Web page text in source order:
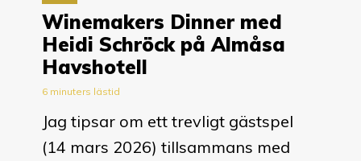
Winemakers Dinner med
Heidi Schröck på Almåsa
Havshotell
6 minuters lästid
Jag tipsar om ett trevligt gästspel
(14 mars 2026) tillsammans med